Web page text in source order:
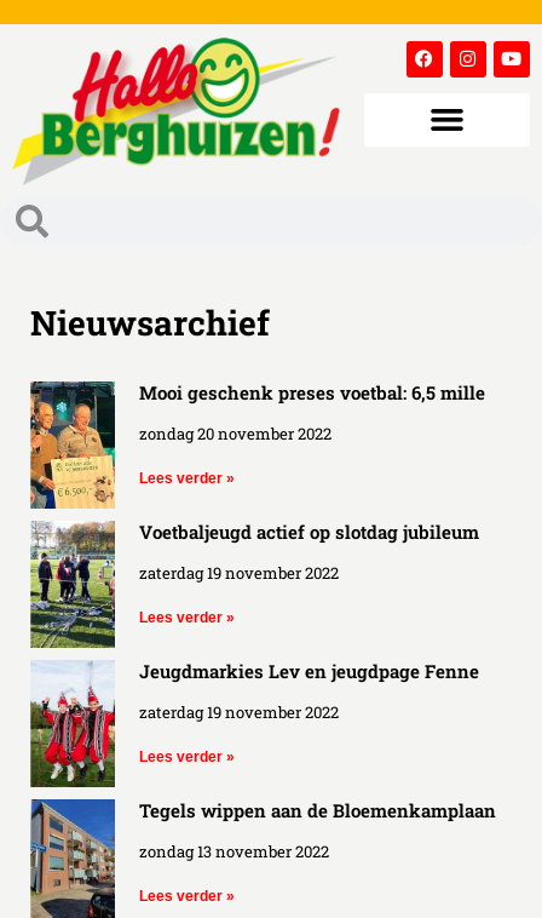
Nieuwsarchief
Mooi geschenk preses voetbal: 6,5 mille
zondag 20 november 2022
Lees verder »
Voetbaljeugd actief op slotdag jubileum
zaterdag 19 november 2022
Lees verder »
Jeugdmarkies Lev en jeugdpage Fenne
zaterdag 19 november 2022
Lees verder »
Tegels wippen aan de Bloemenkamplaan
zondag 13 november 2022
Lees verder »